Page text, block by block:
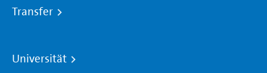
Transfer
Universität